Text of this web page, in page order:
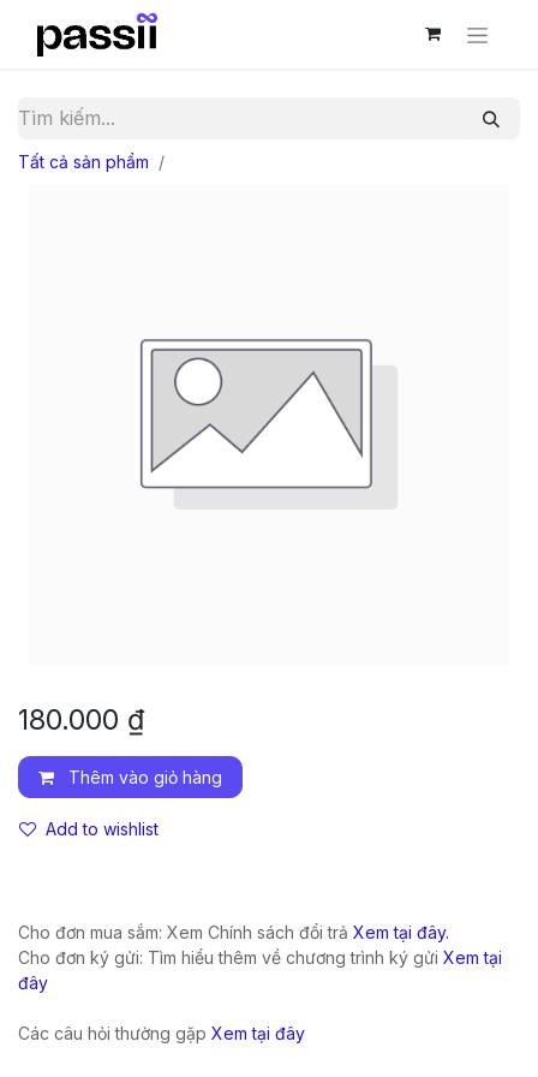
Tất cả sản phẩm
180.000 ₫
Thêm vào giỏ hàng
Add to wishlist
Cho đơn mua sắm: Xem Chính sách đổi trả Xem tại đây.
Cho đơn ký gửi: Tìm hiểu thêm về chương trình ký gửi Xem tại
đây
Các câu hỏi thường gặp Xem tại đây